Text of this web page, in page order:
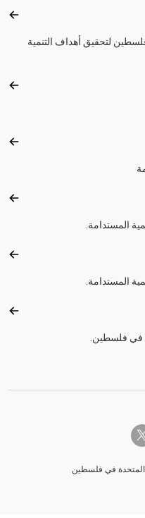
عن
لتحقيق أهداف التنمية
المستدامة.
المستدامة.
في فلسطين.